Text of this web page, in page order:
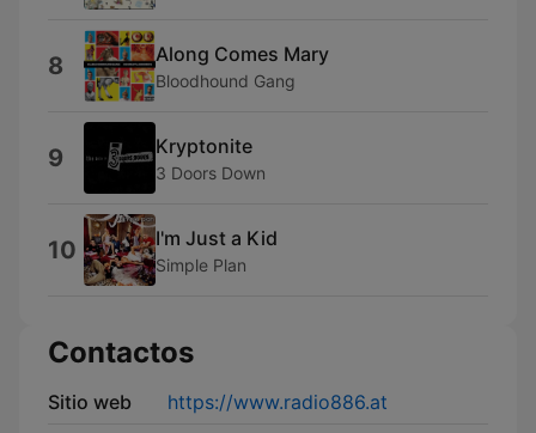
8 Along Comes Mary
Bloodhound Gang
9 Kryptonite
3 Doors Down
10 I'm Just a Kid
Simple Plan
Contactos
Sitio web
https://www.radio886.at